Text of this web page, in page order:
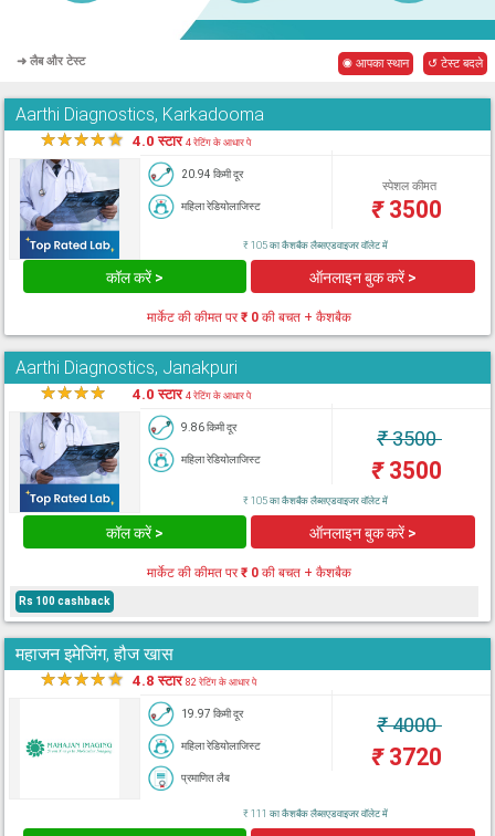
➜ लैब और टेस्ट ◉ आपका स्थान ↺ टेस्ट बदले
Aarthi Diagnostics, Karkadooma
★★★★★ 4.0 स्टार4 रेटिंग के आधार पे
20.94 किमी दूर
महिला रेडियोलाजिस्ट
स्पेशल कीमत
₹3500
₹ 105 का कैशबैक लैब्सएडवाइजर वॉलेट में
कॉल करें > ऑनलाइन बुक करें >
मार्केट की कीमत पर₹ 0की बचत + कैशबैक
Aarthi Diagnostics, Janakpuri
★★★★ 4.0 स्टार4 रेटिंग के आधार पे
9.86 किमी दूर
महिला रेडियोलाजिस्ट
₹3500
₹3500
₹ 105 का कैशबैक लैब्सएडवाइजर वॉलेट में
कॉल करें > ऑनलाइन बुक करें >
मार्केट की कीमत पर₹ 0की बचत + कैशबैक
Rs 100 cashback
महाजन इमेजिंग, हौज खास
★★★★★ 4.8 स्टार82 रेटिंग के आधार पे
19.97 किमी दूर
महिला रेडियोलाजिस्ट
प्रमाणित लैब
₹4000
₹3720
₹ 111 का कैशबैक लैब्सएडवाइजर वॉलेट में